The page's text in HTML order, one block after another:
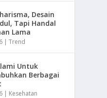
Desain
Tapi Handal
Lama
|Trend
Untuk
Berbagai
| Kesehatan